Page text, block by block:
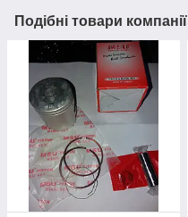
Подібні товари компанії